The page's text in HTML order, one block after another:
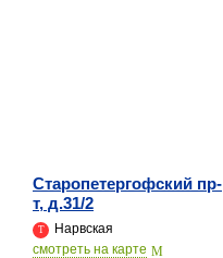
Старопетергофский пр-
т, д.31/2
Нарвская
cмотреть на карте